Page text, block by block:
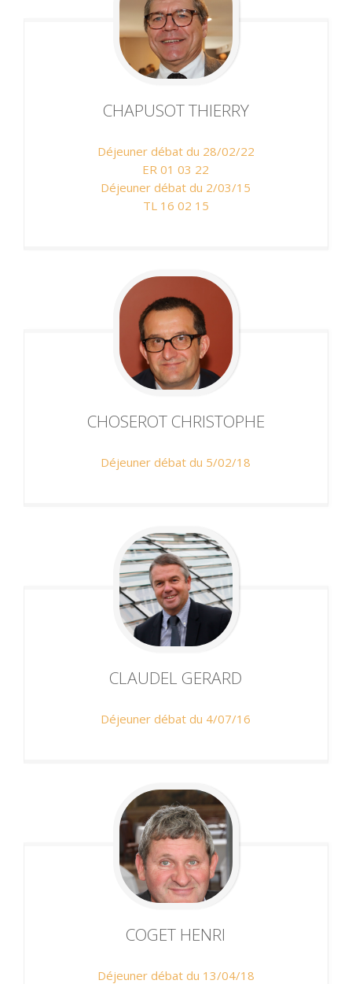
CHAPUSOTTHIERRY
Déjeuner débat du 28/02/22
ER 01 03 22
Déjeuner débat du 2/03/15
TL 16 02 15
CHOSEROT CHRISTOPHE
Déjeuner débat du 5/02/18
CLAUDEL GERARD
Déjeuner débat du 4/07/16
COGET HENRI
Déjeuner débat du 13/04/18